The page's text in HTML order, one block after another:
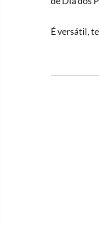
É versátil,